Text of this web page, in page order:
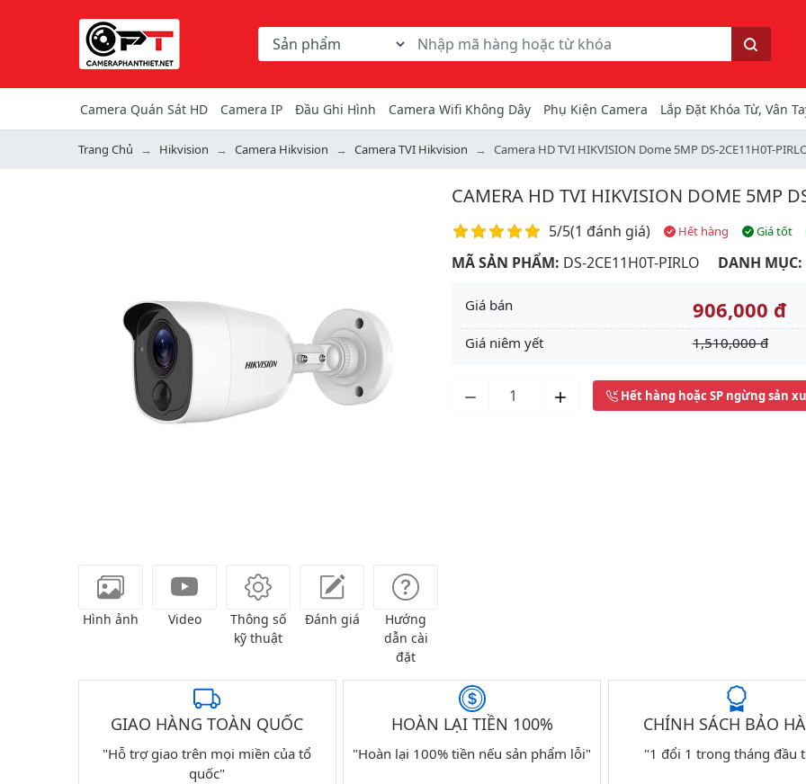
Chọn danh mục tìm kiếm
Từ khóa hoặc mã hàng
Tìm kiếm
Camera Quán Sát HD Camera IP Đầu Ghi Hình Camera Wifi Không Dây Phụ Kiện Camera Lắp Đặt Khóa Từ, Vân
Trang Chủ Hikvision Camera Hikvision Camera TVI Hikvision Camera HD TVI HIKVISION Dome 5MP DS-2CE11H0T-
Previous
Hình ảnh Video
Thông số
kỹ thuật
Đánh giá
Hướng
dẫn cài
đặt
CAMERA HD TVI HIKVISION DOME 5MP
Điểm đánh giá
5/5(1 đánh giá) Hết hàng Giá tốt
MÃ SẢN PHẨM: DS-2CE11H0T-PIRLO DANH MỤC:
Giá bán 906,000 đ
Giá niêm yết 1,510,000 đ
Hết hàng hoặc SP ngừng sản
GIAO HÀNG TOÀN QUỐC
"Hỗ trợ giao trên mọi miền của tổ
quốc"
HOÀN LẠI TIỀN 100%
"Hoàn lại 100% tiền nếu sản phẩm lỗi"
CHÍNH SÁCH BẢO
"1 đổi 1 trong tháng đầu